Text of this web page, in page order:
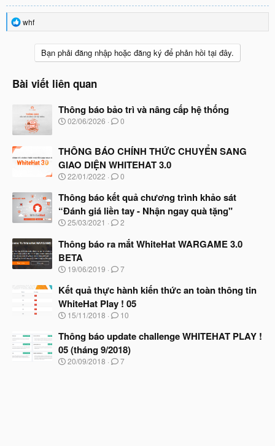
R
e
o
n
whf
Bạn phải đăng nhập hoặc đăng ký để phản hồi tại đây.
Bài viết liên quan
Thông báo bảo trì và nâng cấp hệ thống
N
y
b
ắ
t
ầ
u
02/06/2026 0
THÔNG BÁO CHÍNH THỨC CHUYỂN SANG
GIAO DIỆN WHITEHAT 3.0
N
à
b
ắ
đ
ầ
u
22/01/2022 0
Thông báo kết quả chương trình khảo sát
“Đánh giá liền tay - Nhận ngay quà tặng"
N
à
y
b
ắ
đ
ầ
u
25/03/2021 2
Thông báo ra mắt WhiteHat WARGAME 3.0
BETA
N
à
b
ắ
đ
ầ
u
19/06/2019 7
Kết quả thực hành kiến thức an toàn thông tin
WhiteHat Play ! 05
N
à
b
ắ
15/11/2018 10
Thông báo update challenge WHITEHAT PLAY !
05 (tháng 9/2018)
N
20/09/2018 7